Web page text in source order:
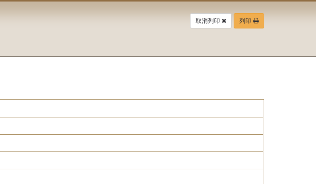
取消列印 列印